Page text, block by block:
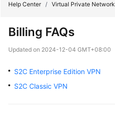
What's
New
Service
Help Center / Virtual Private Network
Billing FAQs
Updated on 2024-12-04 GMT+08:00
S2C Enterprise Edition VPN
S2C Classic VPN